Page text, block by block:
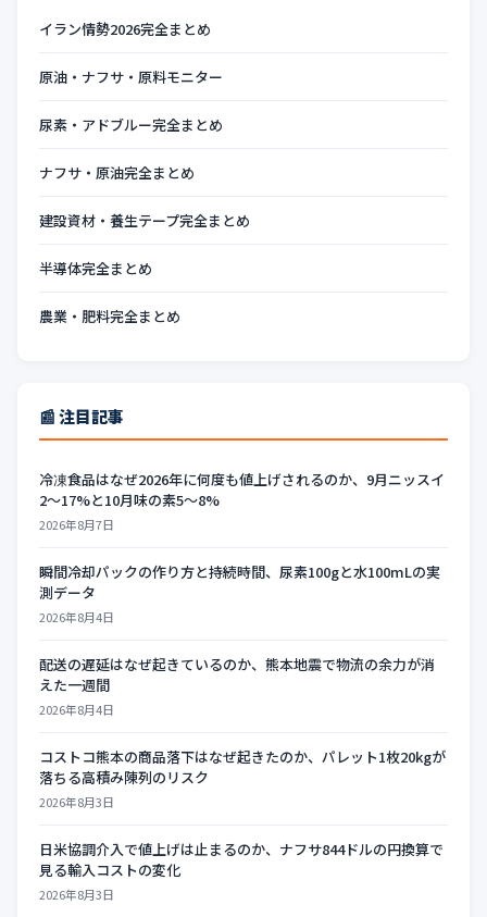
イラン情勢2026完全まとめ
原油・ナフサ・原料モニター
尿素・アドブルー完全まとめ
ナフサ・原油完全まとめ
建設資材・養生テープ完全まとめ
半導体完全まとめ
農業・肥料完全まとめ
📰 注目記事
冷凍食品はなぜ2026年に何度も値上げされるのか、9月ニッスイ
2〜17%と10月味の素5〜8%
2026年8月7日
瞬間冷却パックの作り方と持続時間、尿素100gと水100mLの実
測データ
2026年8月4日
配送の遅延はなぜ起きているのか、熊本地震で物流の余力が消
えた一週間
2026年8月4日
コストコ熊本の商品落下はなぜ起きたのか、パレット1枚20kgが
落ちる高積み陳列のリスク
2026年8月3日
日米協調介入で値上げは止まるのか、ナフサ844ドルの円換算で
見る輸入コストの変化
2026年8月3日